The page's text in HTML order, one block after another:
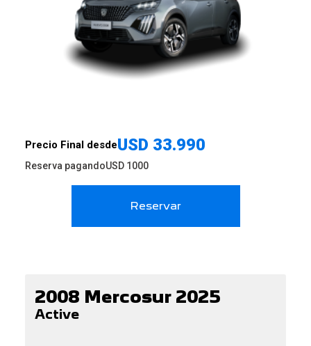
Precio Final desdeUSD 33.990
Reserva pagandoUSD 1000
Reservar
2008 Mercosur 2025
Active